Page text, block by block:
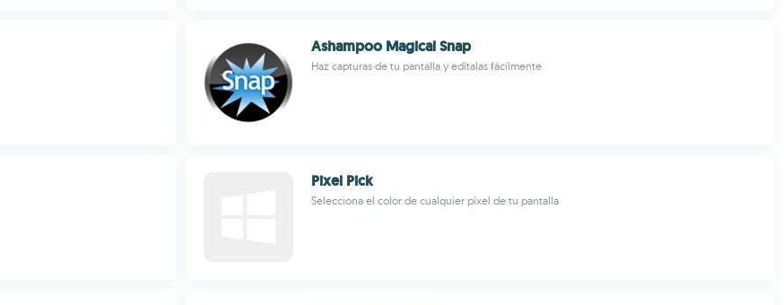
Ashampoo Magical Snap
Haz capturas de tu pantalla y edítalas fácilmente
Pixel Pick
Selecciona el color de cualquier píxel de tu pantalla